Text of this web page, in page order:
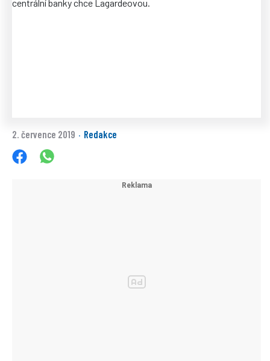
2. července 2019 · Redakce